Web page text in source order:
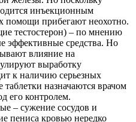
инъекционным
помощи прибегают неохотно.
тестостерон) – по мнению
эффективные средства. Но
влияние на
выработку
к наличию серьезных
назначаются врачом
его контролем.
– сужение сосудов и
пениса кровью нередко